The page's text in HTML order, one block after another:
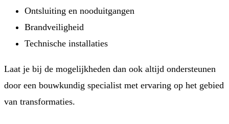
Ontsluiting en nooduitgangen
Brandveiligheid
Technische installaties
Laat je bij de mogelijkheden dan ook altijd ondersteunen
door een bouwkundig specialist met ervaring op het gebied
van transformaties.